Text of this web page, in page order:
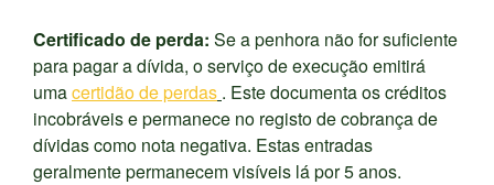
Certificado de perda: Se a penhora não for suficiente
para pagar a dívida, o serviço de execução emitirá
umacertidão de perdas . Este documenta os créditos
incobráveis e permanece no registo de cobrança de
dívidas como nota negativa. Estas entradas
geralmente permanecem visíveis lá por 5 anos.